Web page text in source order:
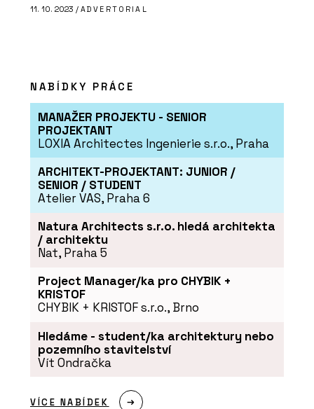
11. 10. 2023 / ADVERTORIAL
NABÍDKY PRÁCE
MANAŽER PROJEKTU - SENIOR
PROJEKTANT
LOXIA Architectes Ingenierie s.r.o., Praha
ARCHITEKT-PROJEKTANT: JUNIOR /
SENIOR / STUDENT
Atelier VAS, Praha 6
Natura Architects s.r.o. hledá architekta
/ architektu
Nat, Praha 5
Project Manager/ka pro CHYBIK +
KRISTOF
CHYBIK + KRISTOF s.r.o., Brno
Hledáme - student/ka architektury nebo
pozemního stavitelství
Vít Ondračka
VÍCE NABÍDEK